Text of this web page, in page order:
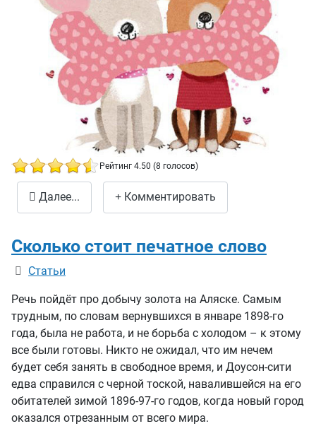
Рейтинг 4.50 (8 голосов)
Далее... Комментировать
Сколько стоит печатное слово
Информация о материале
Статьи
Речь пойдёт про добычу золота на Аляске. Самым
трудным, по словам вернувшихся в январе 1898-го
года, была не работа, и не борьба с холодом – к этому
все были готовы. Никто не ожидал, что им нечем
будет себя занять в свободное время, и Доусон-сити
едва справился с черной тоской, навалившейся на его
обитателей зимой 1896-97-го годов, когда новый город
оказался отрезанным от всего мира.